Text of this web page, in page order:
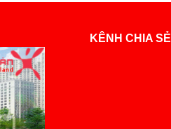
KÊNH CHIA SẺ